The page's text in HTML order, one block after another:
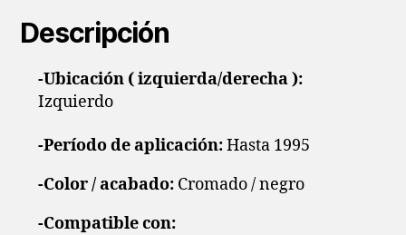
Descripción
-Ubicación ( izquierda/derecha ):
Izquierdo
-Período de aplicación:Hasta 1995
-Color / acabado: Cromado / negro
-Compatible con: